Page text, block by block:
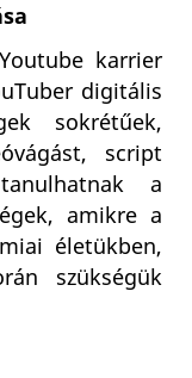
karrier
digitális
sokrétűek,
script
a
amikre a
életükben,
szükségük